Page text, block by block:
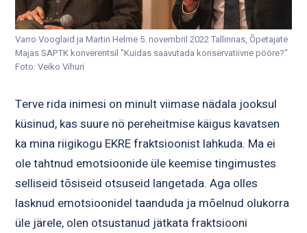
Varro Vooglaid ja Martin Helme 5. novembril 2022 Tallinnas, Õpetajate
Majas SAPTK konverentsil "Kuidas saavutada konservatiivne pööre?"
Foto: Veiko Vihuri
Terve rida inimesi on minult viimase nädala jooksul
küsinud, kas suure nö pereheitmise käigus kavatsen
ka mina riigikogu EKRE fraktsioonist lahkuda. Ma ei
ole tahtnud emotsioonide üle keemise tingimustes
selliseid tõsiseid otsuseid langetada. Aga olles
lasknud emotsioonidel taanduda ja mõelnud olukorra
üle järele, olen otsustanud jätkata fraktsiooni